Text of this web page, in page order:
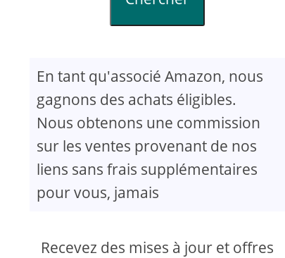
En tant qu'associé Amazon, nous
gagnons des achats éligibles.
Nous obtenons une commission
sur les ventes provenant de nos
liens sans frais supplémentaires
pour vous, jamais
Recevez des mises à jour et offres